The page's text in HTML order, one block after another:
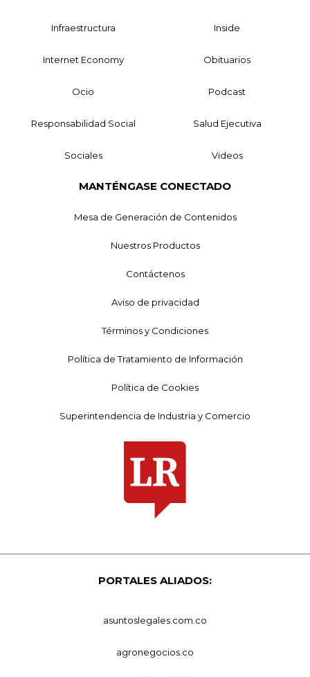
Infraestructura Inside
Internet Economy Obituarios
Ocio Podcast
Responsabilidad Social Salud Ejecutiva
Sociales Videos
MANTÉNGASE CONECTADO
Mesa de Generación de Contenidos
Nuestros Productos
Contáctenos
Aviso de privacidad
Términos y Condiciones
Política de Tratamiento de Información
Política de Cookies
Superintendencia de Industria y Comercio
PORTALES ALIADOS:
asuntoslegales.com.co
agronegocios.co